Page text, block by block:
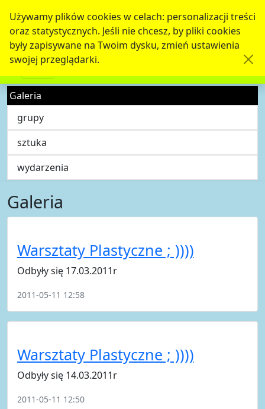
Używamy plików cookies w celach: personalizacji treści
oraz statystycznych. Jeśli nie chcesz, by pliki cookies
były zapisywane na Twoim dysku, zmień ustawienia
swojej przeglądarki.
Galeria
grupy
sztuka
wydarzenia
Galeria
Warsztaty Plastyczne ; ))))
Odbyły się 17.03.2011r
2011-05-11 12:58
Warsztaty Plastyczne ; ))))
Odbyły się 14.03.2011r
2011-05-11 12:50